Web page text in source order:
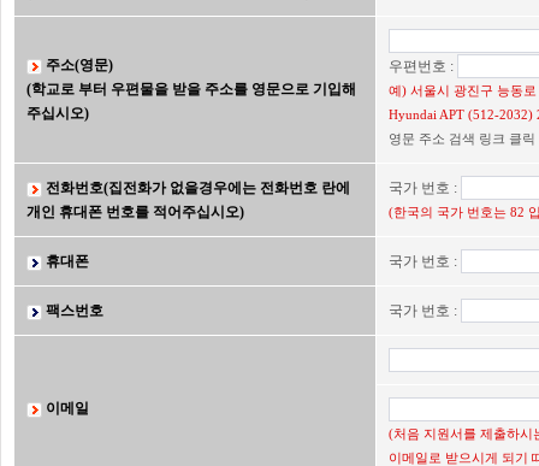
주소(영문)
(학교로 부터 우편물을 받을 주소를 영문으로 기입해
주십시오)
우편번호 :
예) 서울시 광진구 능동
Hyundai APT (512-2032)
영문 주소 검색 링크 클릭
전화번호(집전화가 없을경우에는 전화번호 란에
개인 휴대폰 번호를 적어주십시오)
국가 번호 :
(한국의 국가 번호는 82
휴대폰 국가 번호 :
팩스번호 국가 번호 :
이메일
(처음 지원서를 제출하시
이메일로 받으시게 되기